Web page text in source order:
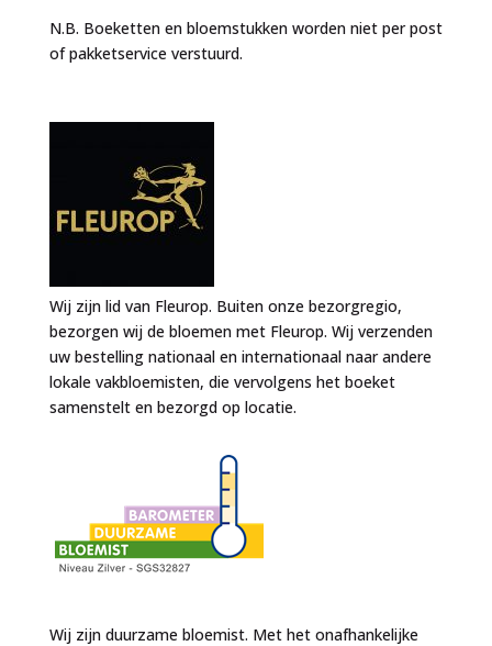
N.B. Boeketten en bloemstukken worden niet per post
of pakketservice verstuurd.
Wij zijn lid van Fleurop. Buiten onze bezorgregio,
bezorgen wij de bloemen met Fleurop. Wij verzenden
uw bestelling nationaal en internationaal naar andere
lokale vakbloemisten, die vervolgens het boeket
samenstelt en bezorgd op locatie.
Wij zijn duurzame bloemist. Met het onafhankelijke